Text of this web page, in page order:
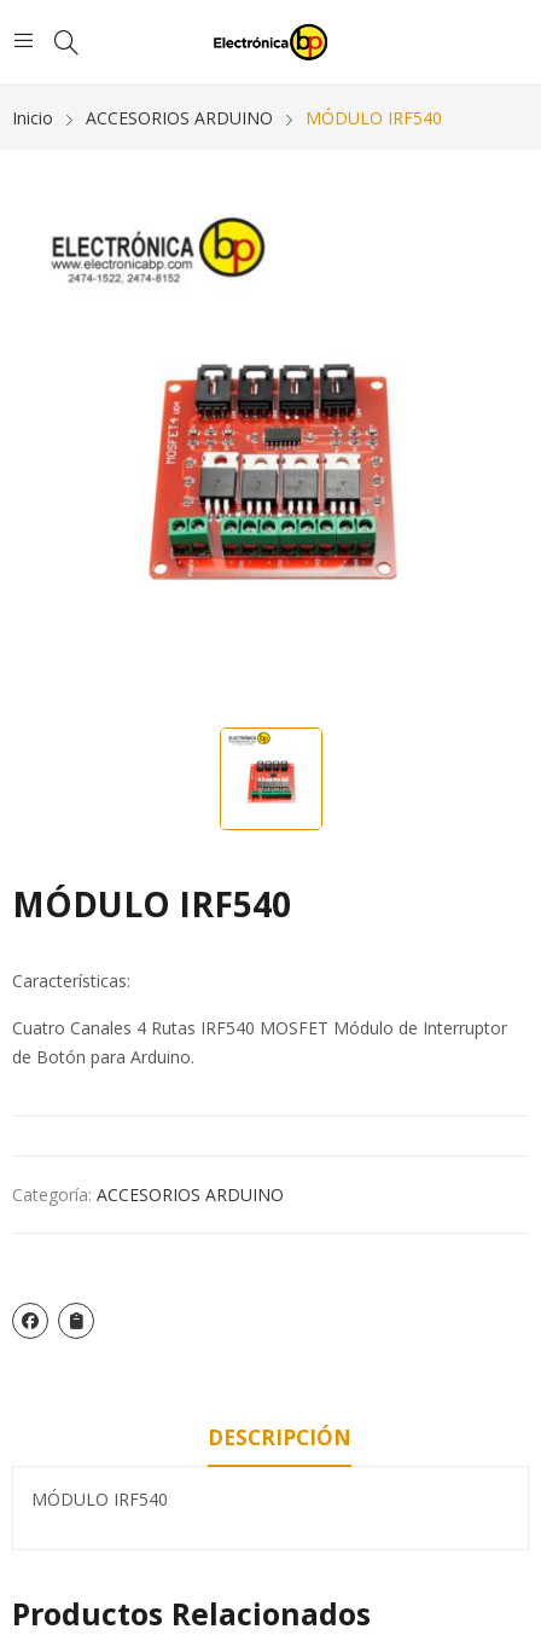
Inicio ACCESORIOS ARDUINO MÓDULO IRF540
MÓDULO IRF540
Características:
Cuatro Canales 4 Rutas IRF540 MOSFET Módulo de Interruptor
de Botón para Arduino.
Categoría: ACCESORIOS ARDUINO
DESCRIPCIÓN
MÓDULO IRF540
Productos Relacionados